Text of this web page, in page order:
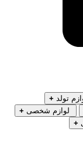
تولد +
لوازم شخصی +
+